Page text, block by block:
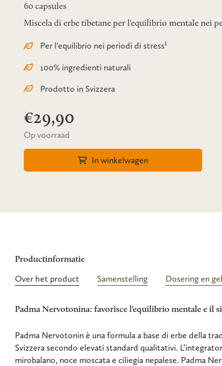
60 capsules
Miscela di erbe tibetane per l'equilibrio mentale nei
Per l'equilibrio nei periodi di stress¹
100% ingredienti naturali
Prodotto in Svizzera
€29,90
Op voorraad
In winkelwagen
Productinformatie
Over het product Samenstelling Dosering en
Padma Nervotonina: favorisce l'equilibrio mentale e il
Padma Nervotonin è una formula a base di erbe della
Svizzera secondo elevati standard qualitativi.
mirobalano, noce moscata e ciliegia nepalese. Padma